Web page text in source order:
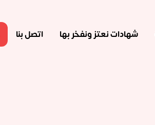
شهادات نعتز ونفخر بها اتصل بنا